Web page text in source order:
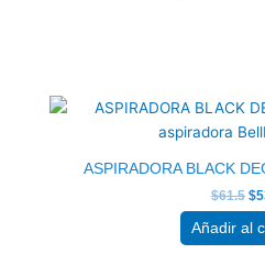
ASPIRADORA BLACK
$61.5 $
Añadir al